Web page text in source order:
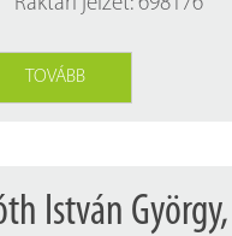
kollégáink
TOVÁBB
István